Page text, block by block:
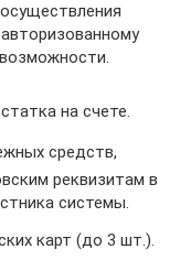
на счете.
средств,
реквизитам в
системы.
карт (до 3 шт.).